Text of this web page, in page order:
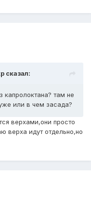
сказал:
капролоктана? там не
или в чем засада?
верхами,они просто
верха идут отдельно,но